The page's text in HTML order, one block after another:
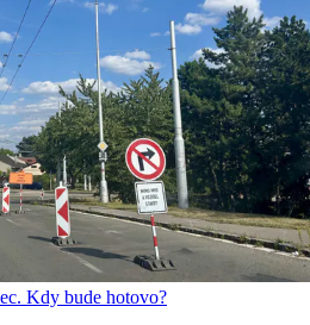
Kdy bude hotovo?